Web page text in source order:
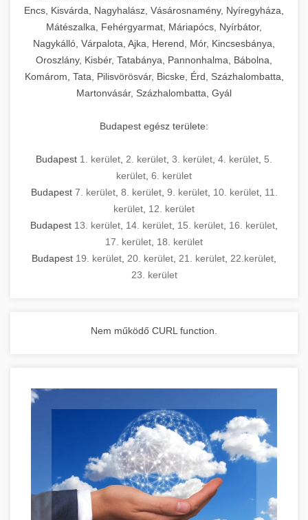
Encs, Kisvárda, Nagyhalász, Vásárosnamény, Nyíregyháza,
Mátészalka, Fehérgyarmat, Máriapócs, Nyírbátor,
Nagykálló, Várpalota, Ajka, Herend, Mór, Kincsesbánya,
Oroszlány, Kisbér, Tatabánya, Pannonhalma, Bábolna,
Komárom, Tata, Pilisvörösvár, Bicske, Érd, Százhalombatta,
Martonvásár, Százhalombatta, Gyál
Budapest egész területe:
Budapest 1. kerület 2. kerület 3. kerület 4. kerület 5.
kerület 6. kerület
Budapest 7. kerület, 8. kerület, 9. kerület, 10. kerület, 11.
kerület 12. kerület
Budapest 13. kerület 14. kerület 15. kerület 16. kerület
17. kerület 18. kerület
Budapest 19. kerület 20. kerület 21. kerület 22.kerület
23. kerület
Nem működő CURL function.